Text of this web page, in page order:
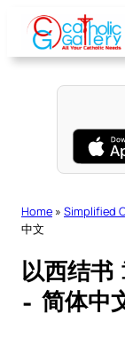
content
Home » Simplified
中文
以西结书
– 简体中